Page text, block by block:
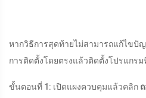
หากวิธีการสุดท้ายไม่สามารถแก้ไข
การติดตั้งโดยตรงแล้วติดตั้งโปรแกร
ขั้นตอนที่ 1: เปิดแผงควบคุมแล้วคลิก